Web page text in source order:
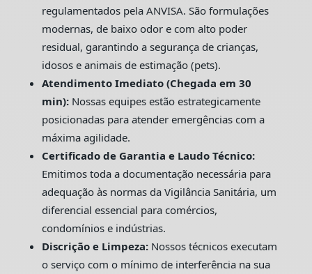
regulamentados pela ANVISA. São formulações
modernas, de baixo odor e com alto poder
residual, garantindo a segurança de crianças,
idosos e animais de estimação (pets).
Atendimento Imediato (Chegada em 30
min):Nossas equipes estão estrategicamente
posicionadas para atender emergências com a
máxima agilidade.
Certificado de Garantia e Laudo Técnico:
Emitimos toda a documentação necessária para
adequação às normas da Vigilância Sanitária, um
diferencial essencial para comércios,
condomínios e indústrias.
Discrição e Limpeza:Nossos técnicos executam
o serviço com o mínimo de interferência na sua